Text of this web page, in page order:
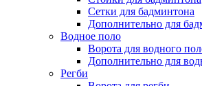
Сетки для бадминтона
Дополнительно для
Водное поло
Ворота для водного
Дополнительно для
Регби